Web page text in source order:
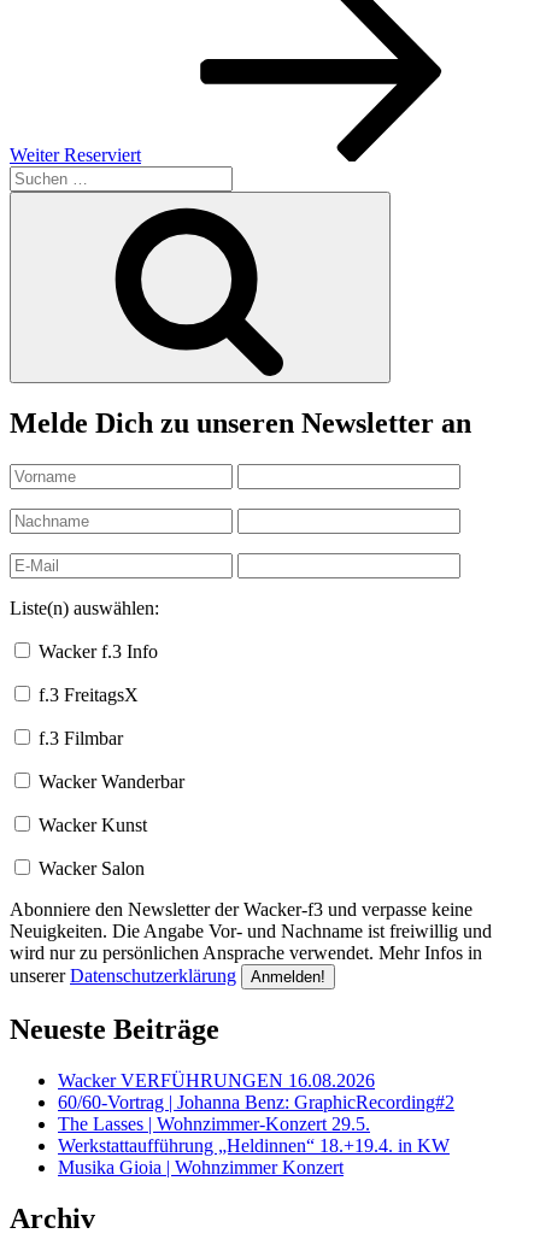
Weiter Reserviert
Suchen
nach:
Melde Dich zu unseren Newsletter an
Liste(n) auswählen:
Wacker f.3 Info
f.3 FreitagsX
f.3 Filmbar
Wacker Wanderbar
Wacker Kunst
Wacker Salon
Abonniere den Newsletter der Wacker-f3 und verpasse keine
Neuigkeiten. Die Angabe Vor- und Nachname ist freiwillig und
wird nur zu persönlichen Ansprache verwendet. Mehr Infos in
unsererDatenschutzerklärung
Neueste Beiträge
Wacker VERFÜHRUNGEN 16.08.2026
60/60-Vortrag | Johanna Benz: GraphicRecording#2
The Lasses | Wohnzimmer-Konzert 29.5.
Werkstattaufführung „Heldinnen“ 18.+19.4. in KW
Musika Gioia | Wohnzimmer Konzert
Archiv